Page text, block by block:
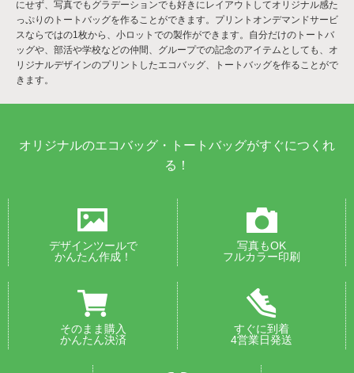
にせず、写真でもグラデーションでも好きにレイアウトしてオリジナル感た
っぷりのトートバッグを作ることができます。プリントオンデマンドサービ
スならではの1枚から、小ロットでの製作ができます。自分だけのトートバ
ッグや、部活や学校などの仲間、グループでの記念のアイテムとしても、オ
リジナルデザインのプリントしたエコバッグ、トートバッグを作ることがで
きます。
オリジナルのエコバッグ・トートバッグがすぐにつくれ
る！
デザインツールで
かんたん作成！
写真もOK
フルカラー印刷
そのまま購入
かんたん決済
すぐに到着
4営業日発送